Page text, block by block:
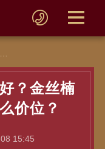
？金丝楠
价位？
15:45